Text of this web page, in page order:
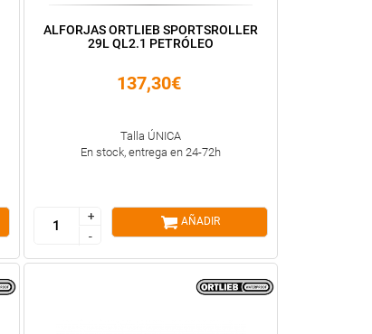
ALFORJAS ORTLIEB SPORTSROLLER
29L QL2.1 PETRÓLEO
137,30€
Talla ÚNICA
En stock, entrega en 24-72h
+
-
+
-
AÑADIR